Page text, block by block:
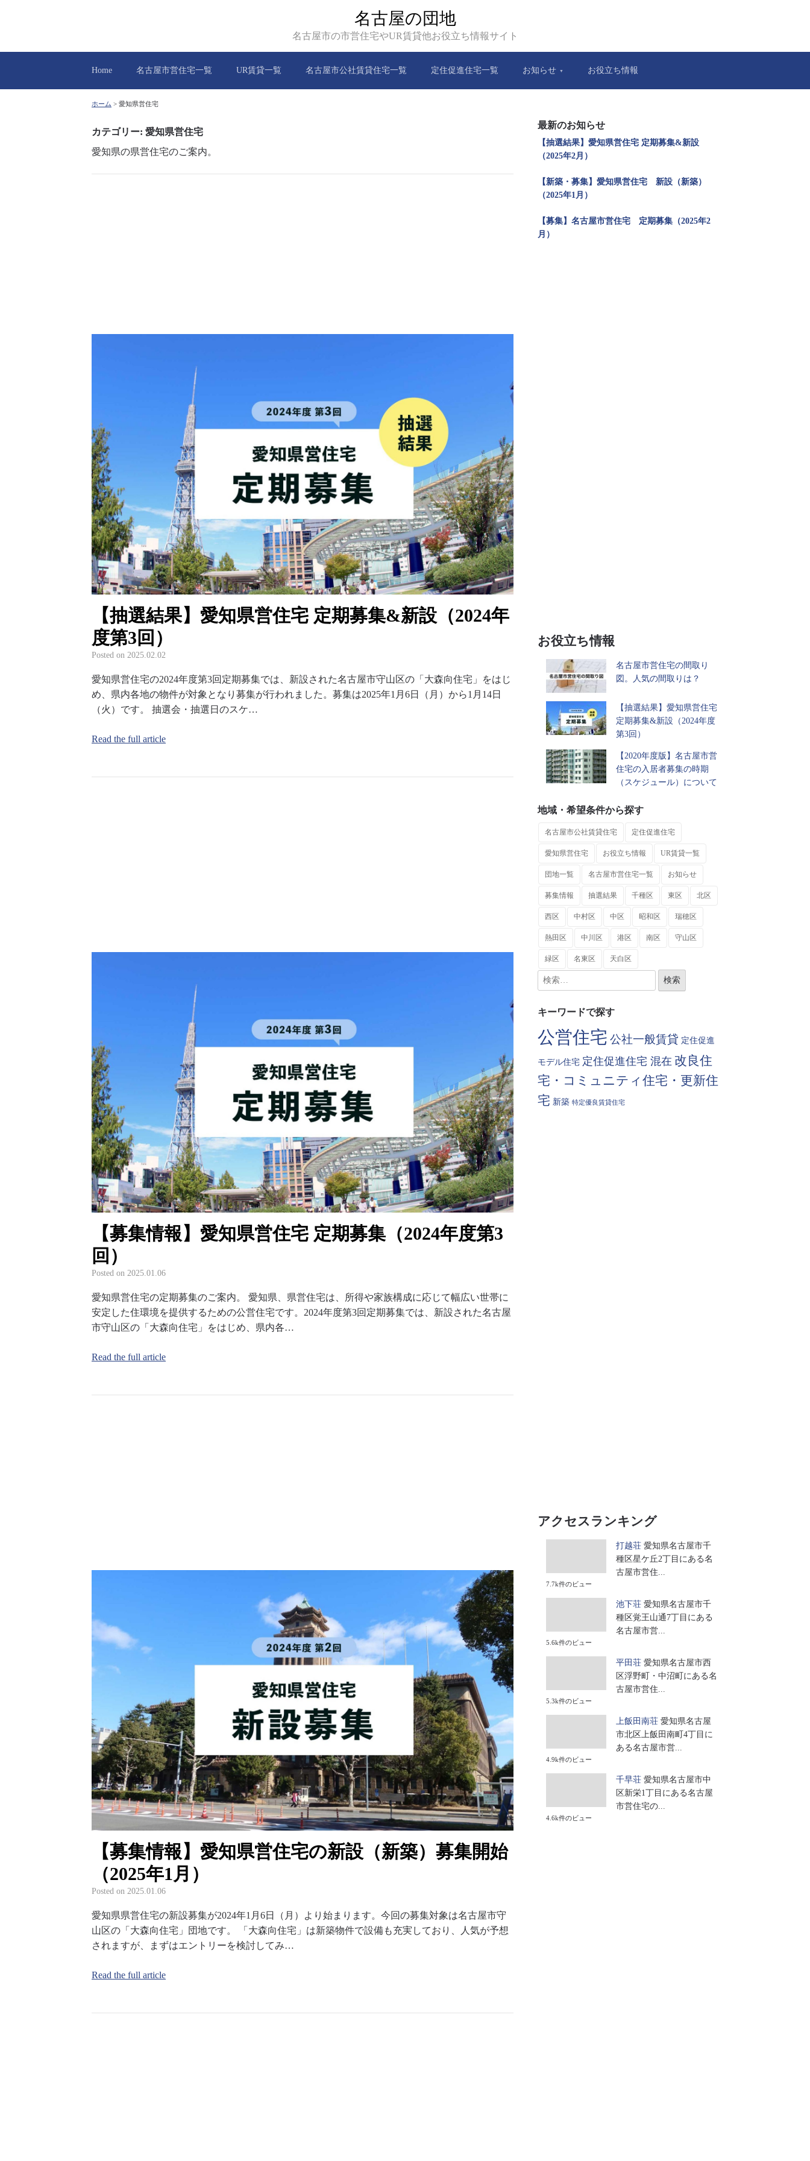
名古屋の団地
名古屋市の市営住宅やUR賃貸他お役立ち情報サイト
Home 名古屋市営住宅一覧 UR賃貸一覧 名古屋市公社賃貸住宅一覧 定住促進住宅一覧 お知らせ お役立ち情報
ホーム > 愛知県営住宅
カテゴリー: 愛知県営住宅
愛知県の県営住宅のご案内。
【抽選結果】愛知県営住宅 定期募集&新設（2024年
度第3回）
Posted on 2025.02.02
愛知県営住宅の2024年度第3回定期募集では、新設された名古屋市守山区の「大森向住宅」をはじ
め、県内各地の物件が対象となり募集が行われました。募集は2025年1月6日（月）から1月14日
（火）です。 抽選会・抽選日のスケ…
Read the full article
【募集情報】愛知県営住宅 定期募集（2024年度第3
回）
Posted on 2025.01.06
愛知県営住宅の定期募集のご案内。 愛知県、県営住宅は、所得や家族構成に応じて幅広い世帯に
安定した住環境を提供するための公営住宅です。2024年度第3回定期募集では、新設された名古屋
市守山区の「大森向住宅」をはじめ、県内各…
Read the full article
【募集情報】愛知県営住宅の新設（新築）募集開始
（2025年1月）
Posted on 2025.01.06
愛知県県営住宅の新設募集が2024年1月6日（月）より始まります。今回の募集対象は名古屋市守
山区の「大森向住宅」団地です。 「大森向住宅」は新築物件で設備も充実しており、人気が予想
されますが、まずはエントリーを検討してみ…
Read the full article
最新のお知らせ
【抽選結果】愛知県営住宅 定期募集&新設
（2025年2月）
【新築・募集】愛知県営住宅 新設（新築）
（2025年1月）
【募集】名古屋市営住宅 定期募集（2025年2
月）
お役立ち情報
名古屋市営住宅の間取り
図。人気の間取りは？
【抽選結果】愛知県営住宅
定期募集&新設（2024年度
第3回）
【2020年度版】名古屋市営
住宅の入居者募集の時期
（スケジュール）について
地域・希望条件から探す
名古屋市公社賃貸住宅 定住促進住宅
愛知県営住宅 お役立ち情報 UR賃貸一覧
団地一覧 名古屋市営住宅一覧 お知らせ
募集情報 抽選結果 千種区 東区 北区
西区 中村区 中区 昭和区 瑞穂区
熱田区 中川区 港区 南区 守山区
緑区 名東区 天白区
キーワードで探す
公営住宅 公社一般賃貸 定住促進
モデル住宅 定住促進住宅 混在 改良住
宅・コミュニティ住宅・更新住
宅 新築 特定優良賃貸住宅
アクセスランキング
打越荘 愛知県名古屋市千
種区星ケ丘2丁目にある名
古屋市営住...
7.7k件のビュー
池下荘 愛知県名古屋市千
種区覚王山通7丁目にある
名古屋市営...
5.6k件のビュー
平田荘 愛知県名古屋市西
区浮野町・中沼町にある名
古屋市営住...
5.3k件のビュー
上飯田南荘 愛知県名古屋
市北区上飯田南町4丁目に
ある名古屋市営...
4.9k件のビュー
千早荘 愛知県名古屋市中
区新栄1丁目にある名古屋
市営住宅の...
4.6k件のビュー